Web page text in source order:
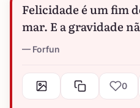
Felicidade é um fim
mar. E a gravidade
Forfun
0